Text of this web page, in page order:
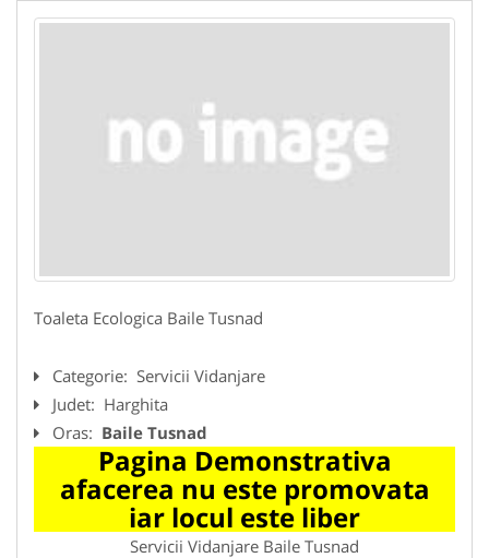
Toaleta Ecologica Baile Tusnad
Categorie: Servicii Vidanjare
Judet: Harghita
Oras: Baile Tusnad
Pagina Demonstrativa
afacerea nu este promovata
iar locul este liber
Servicii Vidanjare Baile Tusnad